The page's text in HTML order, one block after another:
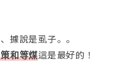
據說是虱子。。
和等煤這是最好的！